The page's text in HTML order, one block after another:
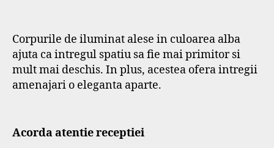
Corpurile de iluminat alese in culoarea alba
ajuta ca intregul spatiu sa fie mai primitor si
mult mai deschis. In plus, acestea ofera intregii
amenajari o eleganta aparte.
Acorda atentie receptiei